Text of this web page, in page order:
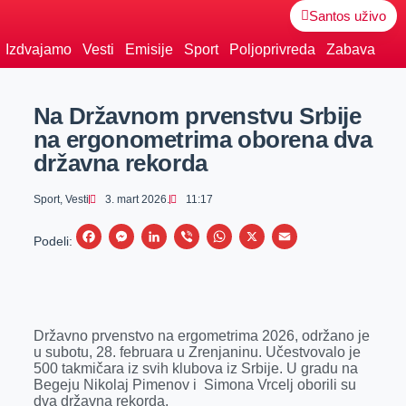
Santos uživo
Izdvajamo Vesti Emisije Sport Poljoprivreda Zabava
Na Državnom prvenstvu Srbije
na ergonometrima oborena dva
državna rekorda
Sport, Vesti 3. mart 2026. 11:17
Podeli:
F
b
o
o
M
e
n
g
L
e
d
I
V
r
W
s
A
p
X
E
l
Državno prvenstvo na ergometrima 2026, održano je
u subotu, 28. februara u Zrenjaninu. Učestvovalo je
500 takmičara iz svih klubova iz Srbije. U gradu na
Begeju Nikolaj Pimenov i Simona Vrcelj oborili su
dva državna rekorda.